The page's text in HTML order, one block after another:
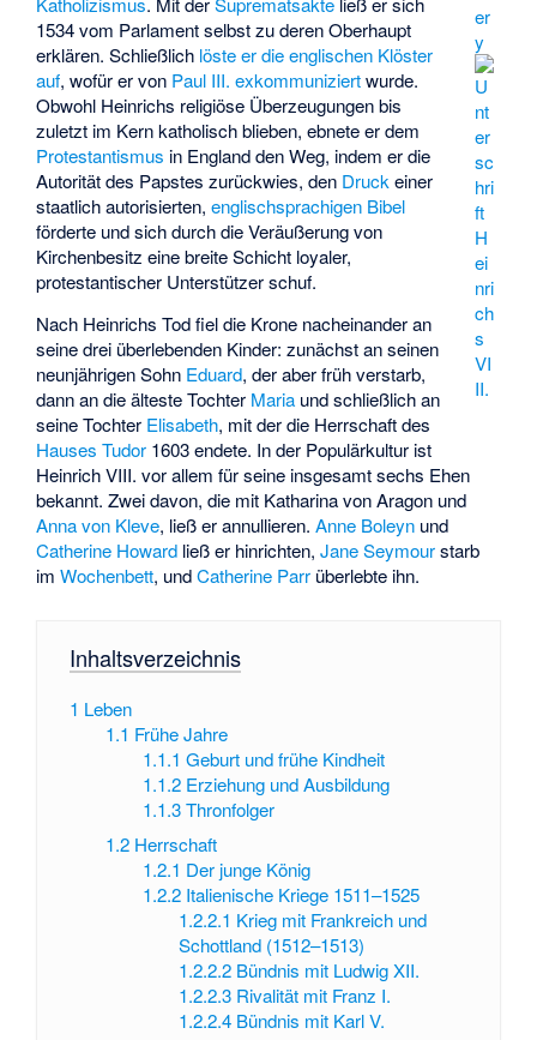
er
y
1534 vom Parlament selbst zu deren Oberhaupt
erklären. Schließlich löste er die englischen Klöster
auf, wofür er von Paul III. exkommuniziertwurde.
Obwohl Heinrichs religiöse Überzeugungen bis
zuletzt im Kern katholisch blieben, ebnete er dem
Protestantismus in England den Weg, indem er die
Autorität des Papstes zurückwies, den Druck einer
staatlich autorisierten,englischsprachigen Bibel
förderte und sich durch die Veräußerung von
Kirchenbesitz eine breite Schicht loyaler,
protestantischer Unterstützer schuf.
Nach Heinrichs Tod fiel die Krone nacheinander an
seine drei überlebenden Kinder: zunächst an seinen
neunjährigen Sohn Eduard, der aber früh verstarb,
dann an die älteste Tochter Maria und schließlich an
seine Tochter Elisabeth, mit der die Herrschaft des
Hauses Tudor 1603 endete. In der Populärkultur ist
Heinrich VIII. vor allem für seine insgesamt sechs Ehen
bekannt. Zwei davon, die mit Katharina von Aragon und
Anna von Kleve, ließ er annullieren.Anne Boleyn und
Catherine Howard ließ er hinrichten,Jane Seymourstarb
imWochenbett, undCatherine Parr überlebte ihn.
Inhaltsverzeichnis
1 Leben
1.1 Frühe Jahre
1.1.1 Geburt und frühe Kindheit
1.1.2 Erziehung und Ausbildung
1.1.3 Thronfolger
1.2 Herrschaft
1.2.1 Der junge König
1.2.2 Italienische Kriege 1511–1525
1.2.2.1 Krieg mit Frankreich und
Schottland (1512–1513)
1.2.2.2 Bündnis mit Ludwig XII.
1.2.2.3 Rivalität mit Franz I.
1.2.2.4 Bündnis mit Karl V.